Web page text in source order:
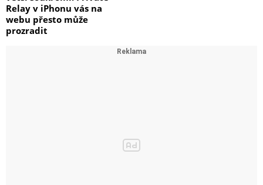
Relay v iPhonu vás na
webu přesto může
prozradit